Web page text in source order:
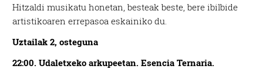
Hitzaldi musikatu honetan, besteak beste, bere ibilbide
artistikoaren errepasoa eskainiko du.
Uztailak 2, osteguna
22:00. Udaletxeko arkupeetan. Esencia Ternaria.